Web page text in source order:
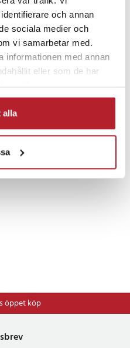
och annan
sociala medier och
vi samarbetar med.
informationen med annan
eller som de har
alla
fynda
Rea 1-9 Kronor
Säkerhetsprodukter
öppet köp